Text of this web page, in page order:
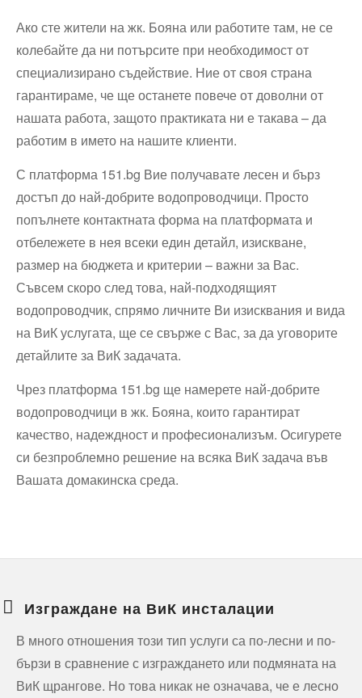
Ако сте жители на жк. Бояна или работите там, не се
колебайте да ни потърсите при необходимост от
специализирано съдействие. Ние от своя страна
гарантираме, че ще останете повече от доволни от
нашата работа, защото практиката ни е такава – да
работим в името на нашите клиенти.
С платформа 151.bg Вие получавате лесен и бърз
достъп до най-добрите водопроводчици. Просто
попълнете контактната форма на платформата и
отбележете в нея всеки един детайл, изискване,
размер на бюджета и критерии – важни за Вас.
Съвсем скоро след това, най-подходящият
водопроводчик, спрямо личните Ви изисквания и вида
на ВиК услугата, ще се свърже с Вас, за да уговорите
детайлите за ВиК задачата.
Чрез платформа 151.bg ще намерете най-добрите
водопроводчици в жк. Бояна, които гарантират
качество, надеждност и професионализъм. Осигурете
си безпроблемно решение на всяка ВиК задача във
Вашата домакинска среда.
Изграждане на ВиК инсталации
В много отношения този тип услуги са по-лесни и по-
бързи в сравнение с изграждането или подмяната на
ВиК щрангове. Но това никак не означава, че е лесно